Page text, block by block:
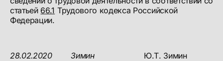
статьей 66.1 Трудового кодекса Российской
Федерации.
28.02.2020 Зимин Ю.Т. Зимин